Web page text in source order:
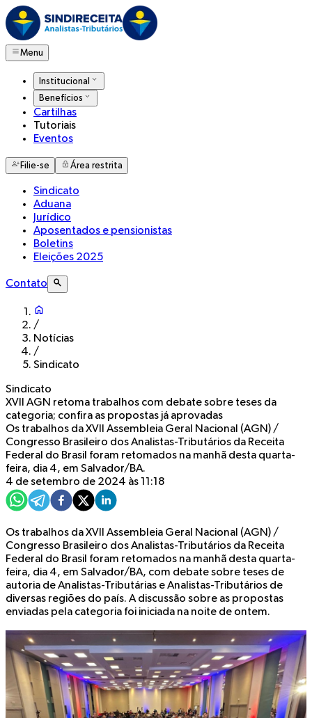
Menu
Institucional
Benefícios
Cartilhas
Tutoriais
Eventos
Filie-se Área restrita
Sindicato
Aduana
Jurídico
Aposentados e pensionistas
Boletins
Eleições 2025
Contato
/
Notícias
/
Sindicato
Sindicato
XVII AGN retoma trabalhos com debate sobre teses da
categoria; confira as propostas já aprovadas
Os trabalhos da XVII Assembleia Geral Nacional (AGN) /
Congresso Brasileiro dos Analistas-Tributários da Receita
Federal do Brasil foram retomados na manhã desta quarta-
feira, dia 4, em Salvador/BA.
4 de setembro de 2024 às 11:18
Os trabalhos da XVII Assembleia Geral Nacional (AGN) /
Congresso Brasileiro dos Analistas-Tributários da Receita
Federal do Brasil foram retomados na manhã desta quarta-
feira, dia 4, em Salvador/BA, com debate sobre teses de
autoria de Analistas-Tributárias e Analistas-Tributários de
diversas regiões do país. A discussão sobre as propostas
enviadas pela categoria foi iniciada na noite de ontem.